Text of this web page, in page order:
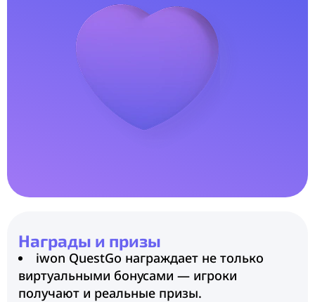
Награды и призы
iwon QuestGo награждает не только
виртуальными бонусами — игроки
получают и реальные призы.